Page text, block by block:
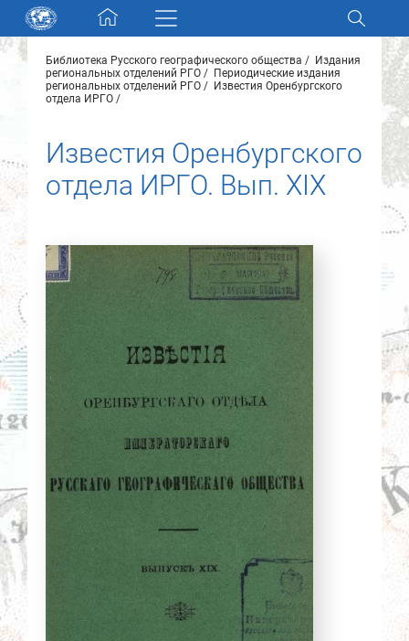
Skip navigation
Разделы и коллекции
Новости
О нас
Контакты
Партнеры
Библиотека Русского географического общества
Издания
региональных отделений РГО
Периодические издания
региональных отделений РГО
Известия Оренбургского
отдела ИРГО
Известия Оренбургского
отдела ИРГО. Вып. XIX